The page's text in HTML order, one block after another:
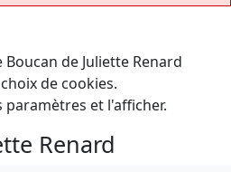
de cookies.
et l'afficher.
Renard